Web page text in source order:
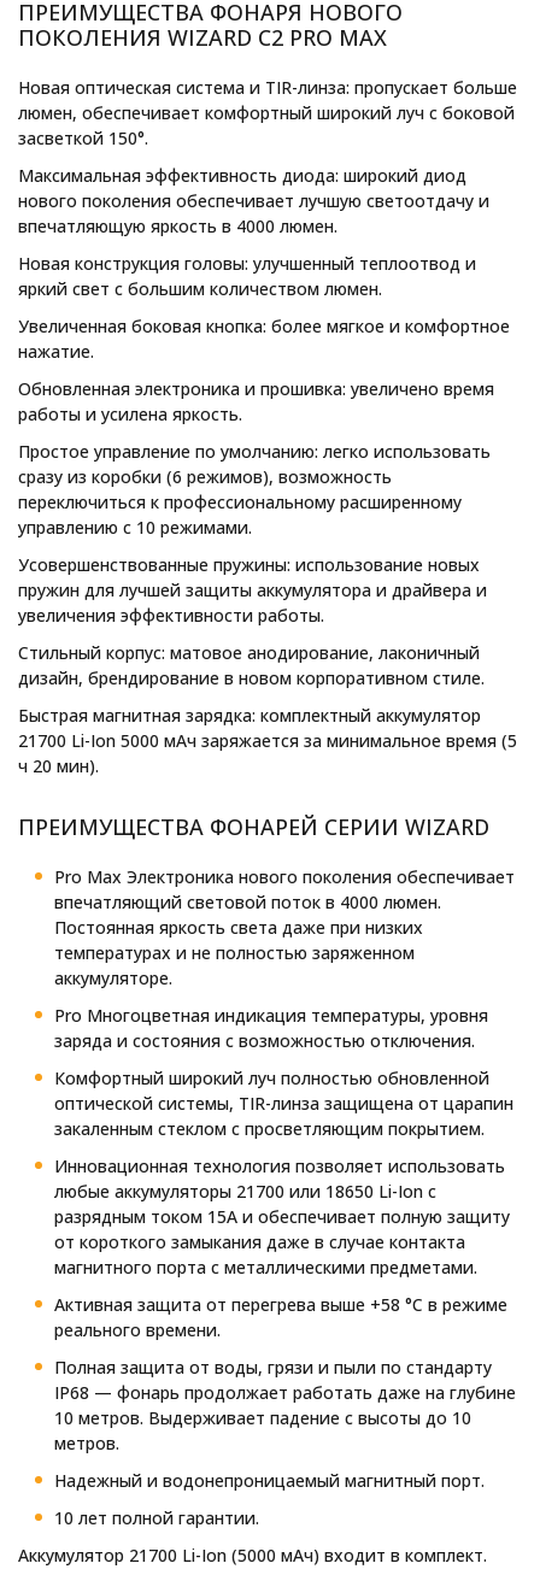
ПРЕИМУЩЕСТВА ФОНАРЯ НОВОГО
ПОКОЛЕНИЯ WIZARD C2 PRO MAX
Новая оптическая система и TIR-линза: пропускает больше
люмен, обеспечивает комфортный широкий луч с боковой
засветкой 150°.
Максимальная эффективность диода: широкий диод
нового поколения обеспечивает лучшую светоотдачу и
впечатляющую яркость в 4000 люмен.
Новая конструкция головы: улучшенный теплоотвод и
яркий свет с большим количеством люмен.
Увеличенная боковая кнопка: более мягкое и комфортное
нажатие.
Обновленная электроника и прошивка: увеличено время
работы и усилена яркость.
Простое управление по умолчанию: легко использовать
сразу из коробки (6 режимов), возможность
переключиться к профессиональному расширенному
управлению с 10 режимами.
Усовершенствованные пружины: использование новых
пружин для лучшей защиты аккумулятора и драйвера и
увеличения эффективности работы.
Стильный корпус: матовое анодирование, лаконичный
дизайн, брендирование в новом корпоративном стиле.
Быстрая магнитная зарядка: комплектный аккумулятор
21700 Li-Ion 5000 мАч заряжается за минимальное время (5
ч 20 мин).
ПРЕИМУЩЕСТВА ФОНАРЕЙ СЕРИИ WIZARD
Pro Max Электроника нового поколения обеспечивает
впечатляющий световой поток в 4000 люмен.
Постоянная яркость света даже при низких
температурах и не полностью заряженном
аккумуляторе.
Pro Многоцветная индикация температуры, уровня
заряда и состояния с возможностью отключения.
Комфортный широкий луч полностью обновленной
оптической системы, TIR-линза защищена от царапин
закаленным стеклом с просветляющим покрытием.
Инновационная технология позволяет использовать
любые аккумуляторы 21700 или 18650 Li-Ion с
разрядным током 15A и обеспечивает полную защиту
от короткого замыкания даже в случае контакта
магнитного порта с металлическими предметами.
Активная защита от перегрева выше +58 °С в режиме
реального времени.
Полная защита от воды, грязи и пыли по стандарту
IP68 — фонарь продолжает работать даже на глубине
10 метров. Выдерживает падение с высоты до 10
метров.
Надежный и водонепроницаемый магнитный порт.
10 лет полной гарантии.
Аккумулятор 21700 Li-Ion (5000 мАч) входит в комплект.